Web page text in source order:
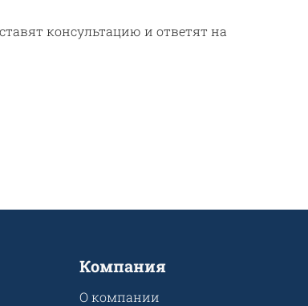
консультацию и ответят на
Компания
О компании